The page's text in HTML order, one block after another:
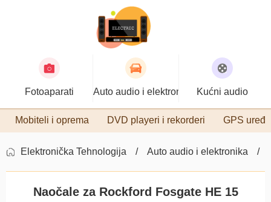
Fotoaparati Auto audio i elektronika Kućni audio
Mobiteli i oprema DVD playeri i rekorderi GPS
Elektronička Tehnologija Auto audio i elektronika
Naočale za Rockford Fosgate HE 15